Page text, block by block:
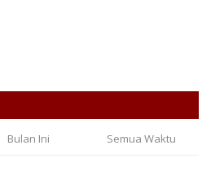
Bulan Ini Semua Waktu